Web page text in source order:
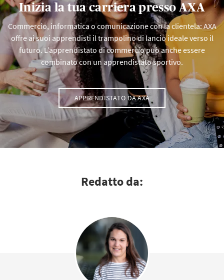
Inizia la tua carriera presso AXA
Commercio, informatica o comunicazione con la clientela: AXA
offre ai suoi apprendisti il trampolino di lancio ideale verso il
futuro. L’apprendistato di commercio può anche essere
combinato con un apprendistato sportivo.
APPRENDISTATO DA AXA
Redatto da: